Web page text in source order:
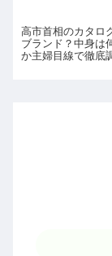
高市首相のカタロ
ブランド？中身は
か主婦目線で徹底